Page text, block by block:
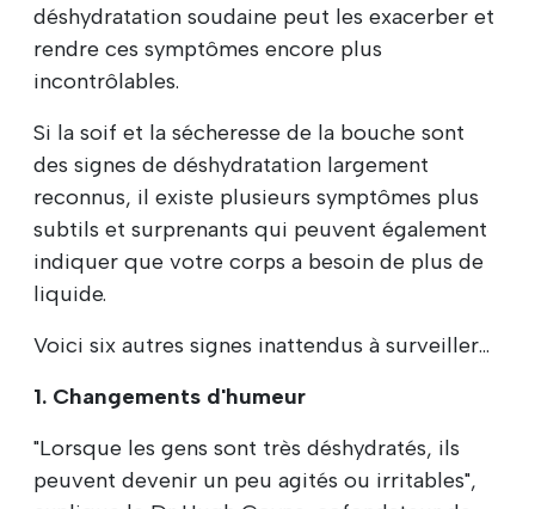
déshydratation soudaine peut les exacerber et
rendre ces symptômes encore plus
incontrôlables.
Si la soif et la sécheresse de la bouche sont
des signes de déshydratation largement
reconnus, il existe plusieurs symptômes plus
subtils et surprenants qui peuvent également
indiquer que votre corps a besoin de plus de
liquide.
Voici six autres signes inattendus à surveiller...
1. Changements d'humeur
"Lorsque les gens sont très déshydratés, ils
peuvent devenir un peu agités ou irritables",